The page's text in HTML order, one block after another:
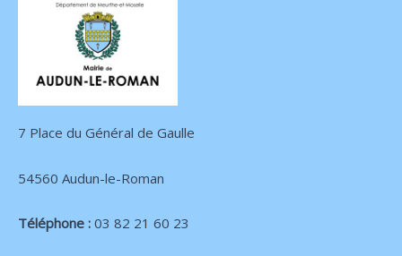
7 Place du Général de Gaulle
54560 Audun-le-Roman
Téléphone : 03 82 21 60 23